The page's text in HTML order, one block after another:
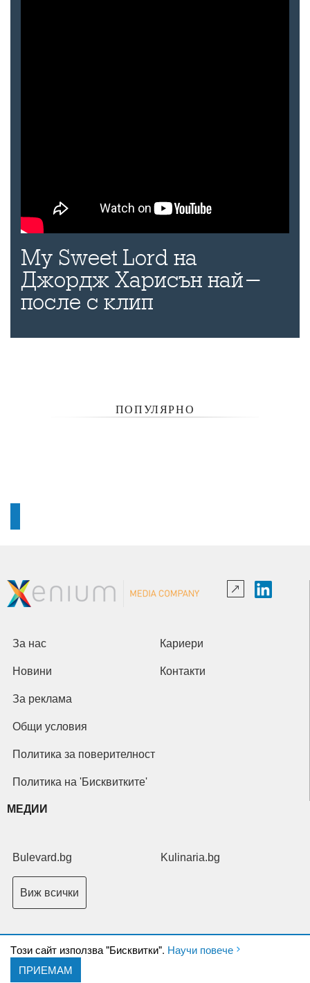
My Sweet Lord на
Джордж Харисън най-
после с клип
ПОПУЛЯРНО
Tози сайт използва "Бисквитки". Научи повече
ПРИЕМАМ
За нас Кариери
Новини Контакти
За реклама
Общи условия
Политика за поверителност
Политика на 'Бисквитките'
МЕДИИ
Bulevard.bg Kulinaria.bg
Виж всички
Copyright © 2026 Ксениум ООД. Всички права запазени.